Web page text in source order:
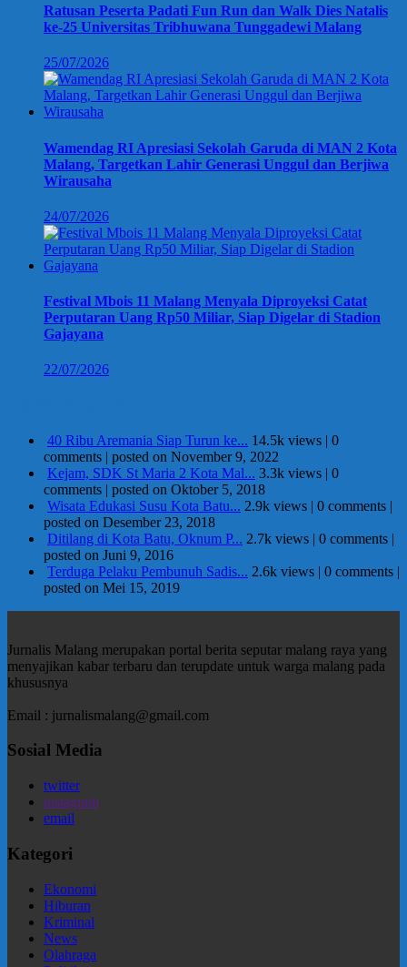
Ratusan Peserta Padati Fun Run dan Walk Dies Natalis
ke-25 Universitas Tribhuwana Tunggadewi Malang
25/07/2026
Wamendag RI Apresiasi Sekolah Garuda di MAN 2 Kota
Malang, Targetkan Lahir Generasi Unggul dan Berjiwa
Wirausaha
24/07/2026
Festival Mbois 11 Malang Menyala Diproyeksi Catat
Perputaran Uang Rp50 Miliar, Siap Digelar di Stadion
Gajayana
22/07/2026
40 Ribu Aremania Siap Turun ke... 14.5k views | 0
comments | posted on November 9, 2022
Kejam, SDK St Maria 2 Kota Mal... 3.3k views | 0
comments | posted on Oktober 5, 2018
Wisata Edukasi Susu Kota Batu... 2.9k views | 0 comments |
posted on Desember 23, 2018
Ditilang di Kota Batu, Oknum P... 2.7k views | 0 comments |
posted on Juni 9, 2016
Terduga Pelaku Pembunuh Sadis... 2.6k views | 0 comments |
posted on Mei 15, 2019
Jurnalis Malang merupakan portal berita seputar malang raya yang
menyajikan kabar terbaru dan terupdate untuk warga malang pada
khususnya
Email : jurnalismalang@gmail.com
Sosial Media
twitter
instagram
email
Kategori
Ekonomi
Hiburan
Kriminal
News
Olahraga